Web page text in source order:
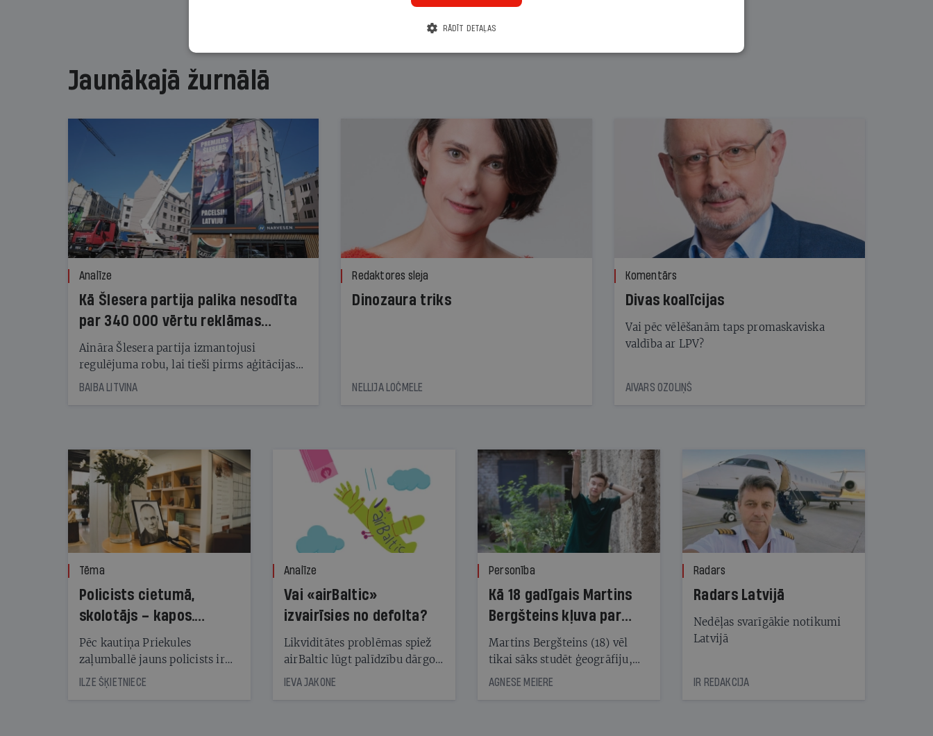
Jaunākajā žurnālā
Analīze
Kā Šlesera partija palika nesodīta
par 340 000 vērtu reklāmas
kampaņu
Aināra Šlesera partija izmantojusi
regulējuma robu, lai tieši pirms aģitācijas
starta izreklamētos par summu, kas
BAIBA LITVINA
Redaktores sleja
Dinozaura triks
NELLIJA LOČMELE
Komentārs
Divas koalīcijas
Vai pēc vēlēšanām taps promaskaviska
valdība ar LPV?
AIVARS OZOLIŅŠ
Tēma
Policists cietumā,
skolotājs – kapos.
Reibuma cena Priekulē
Pēc kautiņa Priekules
zaļumballē jauns policists ir
nonācis cietumā, bet
cienījams pedagogs — kapos.
ILZE ŠĶIETNIECE
Analīze
Vai «airBaltic»
izvairīsies no defolta?
Likviditātes problēmas spiež
airBaltic lūgt palīdzību dārgo
obligāciju turētājiem, taču
IEVA JAKONE
Personība
Kā 18 gadīgais Martins
Bergšteins kļuva par
laika ziņu seju?
Martins Bergšteins (18) vēl
tikai sāks studēt ģeogrāfiju,
bet viņa sacītajam jau uzticas
AGNESE MEIERE
Radars
Radars Latvijā
Nedēļas svarīgākie notikumi
Latvijā
IR REDAKCIJA
RĀDĪT DETAĻAS